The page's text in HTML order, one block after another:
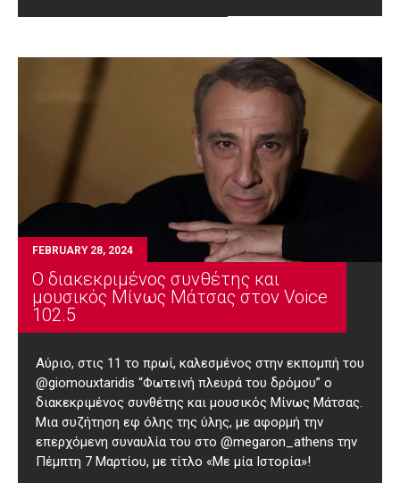
FEBRUARY 28, 2024
Ο διακεκριμένος συνθέτης και
μουσικός Μίνως Μάτσας στον Voice
102.5
Αύριο, στις 11 το πρωί, καλεσμένος στην εκπομπή του
@giomouxtaridis “Φωτεινή πλευρά του δρόμου” ο
διακεκριμένος συνθέτης και μουσικός Μίνως Μάτσας.
Μια συζήτηση εφ όλης της ύλης, με αφορμή την
επερχόμενη συναυλία του στο @megaron_athens την
Πέμπτη 7 Μαρτίου, με τίτλο «Με μία Ιστορία»!